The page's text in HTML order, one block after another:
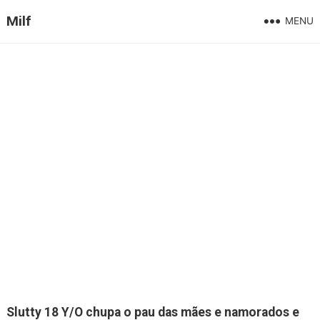
Milf MENU
Slutty 18 Y/O chupa o pau das mães e namorados e